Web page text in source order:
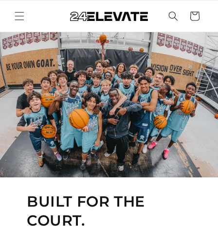
naar de
content
BUILT FOR THE
COURT.